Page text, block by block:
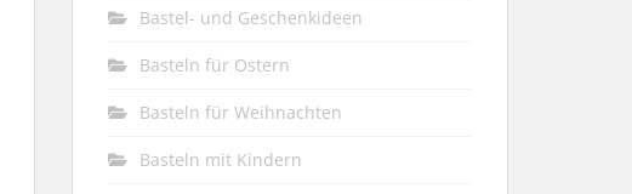
Bastel- und Geschenkideen
Basteln für Ostern
Basteln für Weihnachten
Basteln mit Kindern